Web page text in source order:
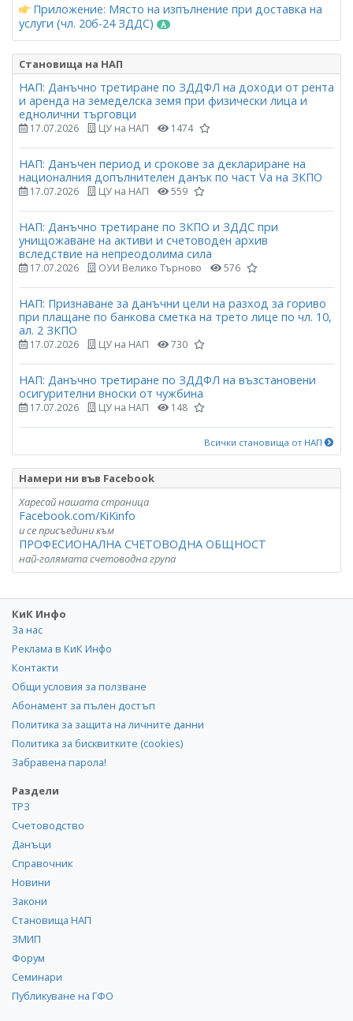
Приложение: Място на изпълнение при доставка на
услуги (чл. 20б-24 ЗДДС)
Становища на НАП
НАП: Данъчно третиране по ЗДДФЛ на доходи от рента
и аренда на земеделска земя при физически лица и
еднолични търговци
17.07.2026 ЦУ на НАП 1474
НАП: Данъчен период и срокове за деклариране на
националния допълнителен данък по част Vа на ЗКПО
17.07.2026 ЦУ на НАП 559
НАП: Данъчно третиране по ЗКПО и ЗДДС при
унищожаване на активи и счетоводен архив
вследствие на непреодолима сила
17.07.2026 ОУИ Велико Търново 576
НАП: Признаване за данъчни цели на разход за гориво
при плащане по банкова сметка на трето лице по чл. 10,
ал. 2 ЗКПО
17.07.2026 ЦУ на НАП 730
НАП: Данъчно третиране по ЗДДФЛ на възстановени
осигурителни вноски от чужбина
17.07.2026 ЦУ на НАП 148
Всички становища от НАП
Намери ни във Facebook
Харесай нашата страница
Facebook.com/KiKinfo
и се присъедини към
ПРОФЕСИОНАЛНА СЧЕТОВОДНА ОБЩНОСТ
най-голямата счетоводна група
КиК Инфо
За нас
Реклама в КиК Инфо
Контакти
Общи условия за ползване
Абонамент за пълен достъп
Политика за защита на личните данни
Политика за бисквитките (cookies)
Забравена парола!
Раздели
ТРЗ
Счетоводство
Данъци
Справочник
Новини
Закони
Становища НАП
ЗМИП
Форум
Семинари
Публикуване на ГФО